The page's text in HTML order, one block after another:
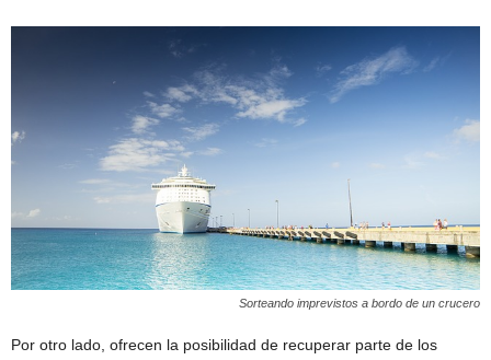
Sorteando imprevistos a bordo de un crucero
Por otro lado, ofrecen la posibilidad de recuperar parte de los